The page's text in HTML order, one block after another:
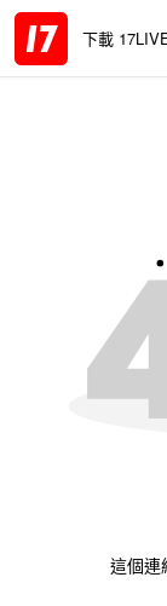
下載
這個連